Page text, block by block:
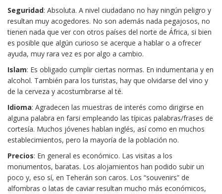
Seguridad: Absoluta. A nivel ciudadano no hay ningún peligro y
resultan muy acogedores. No son además nada pegajosos, no
tienen nada que ver con otros países del norte de África, si bien
es posible que algún curioso se acerque a hablar o a ofrecer
ayuda, muy rara vez es por algo a cambio.
Islam: Es obligado cumplir ciertas normas. En indumentaria y en
alcohol. También para los turistas, hay que olvidarse del vino y
de la cerveza y acostumbrarse al té.
Idioma: Agradecen las muestras de interés como dirigirse en
alguna palabra en farsi empleando las típicas palabras/frases de
cortesía. Muchos jóvenes hablan inglés, así como en muchos
establecimientos, pero la mayoría de la población no.
Precios: En general es económico. Las visitas a los
monumentos, baratas. Los alojamientos han podido subir un
poco y, eso sí, en Teherán son caros. Los “souvenirs” de
alfombras o latas de caviar resultan mucho más económicos,